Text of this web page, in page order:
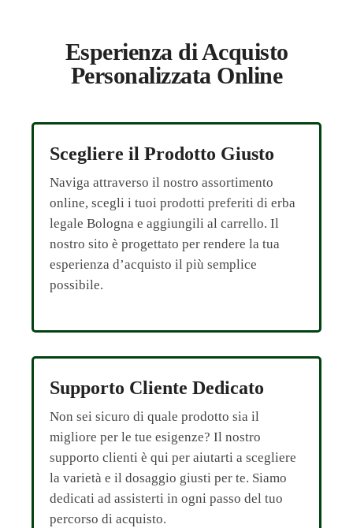
Esperienza di Acquisto
Personalizzata Online
Scegliere il Prodotto Giusto
Naviga attraverso il nostro assortimento
online, scegli i tuoi prodotti preferiti di erba
legale Bologna e aggiungili al carrello. Il
nostro sito è progettato per rendere la tua
esperienza d’acquisto il più semplice
possibile.
Supporto Cliente Dedicato
Non sei sicuro di quale prodotto sia il
migliore per le tue esigenze? Il nostro
supporto clienti è qui per aiutarti a scegliere
la varietà e il dosaggio giusti per te. Siamo
dedicati ad assisterti in ogni passo del tuo
percorso di acquisto.